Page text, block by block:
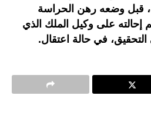
قبل وضعه رهن الحراسة
إحالته على وكيل الملك الذي
في حالة اعتقال.